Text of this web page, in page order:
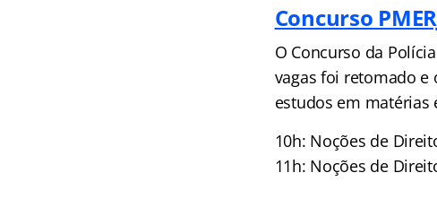
Concurso
O Concurso da
vagas foi retomado e
estudos em matérias
10h: Noções de
11h: Noções de